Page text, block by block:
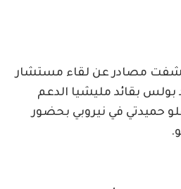
كشفت مصادر عن لقاء مستشار
بقائد مليشيا الدعم
حميدتي في نيروبي بحضور